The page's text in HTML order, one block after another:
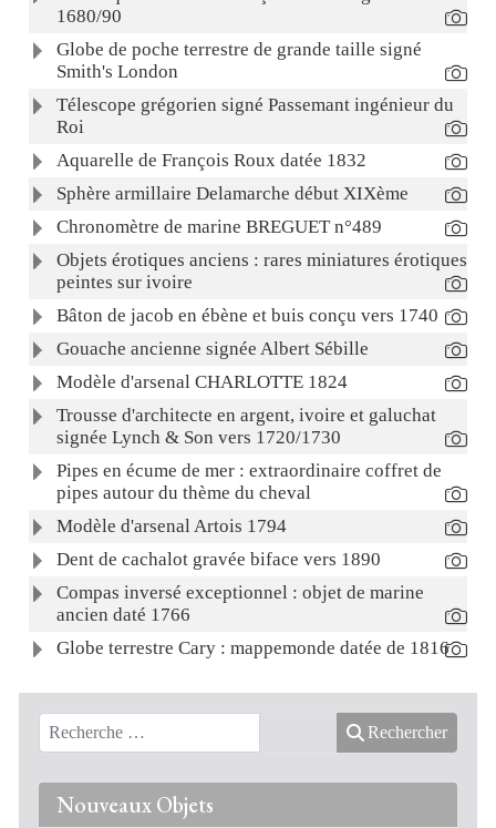
1680/90
Globe de poche terrestre de grande taille signé
Smith's London
Télescope grégorien signé Passemant ingénieur du
Roi
Aquarelle de François Roux datée 1832
Sphère armillaire Delamarche début XIXème
Chronomètre de marine BREGUET n°489
Objets érotiques anciens : rares miniatures érotiques
peintes sur ivoire
Bâton de jacob en ébène et buis conçu vers 1740
Gouache ancienne signée Albert Sébille
Modèle d'arsenal CHARLOTTE 1824
Trousse d'architecte en argent, ivoire et galuchat
signée Lynch & Son vers 1720/1730
Pipes en écume de mer : extraordinaire coffret de
pipes autour du thème du cheval
Modèle d'arsenal Artois 1794
Dent de cachalot gravée biface vers 1890
Compas inversé exceptionnel : objet de marine
ancien daté 1766
Globe terrestre Cary : mappemonde datée de 1816
Rechercher
Nouveaux Objets